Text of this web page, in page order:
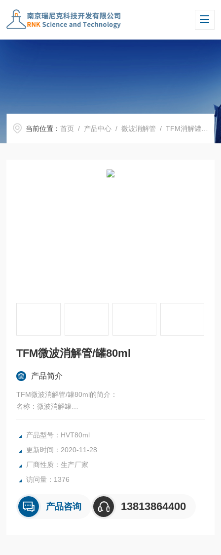
当前位置：首页 / 产品中心 /微波消解管 /TFM消解罐 /
TFM微波消解管/罐80ml
产品简介
TFM微波消解管/罐80ml的简介：
名称：微波消解罐
规格：80 mL反应罐
内罐消解后可持续低强度冷却，加长反应罐的使用寿命
微波消解过程中可以定向到单个的样品，只需手动即可快速完
成消解管的组装。
产品型号：HVT80ml
更新时间：2020-11-28
厂商性质：生产厂家
访问量：1376
产品咨询 13813864400